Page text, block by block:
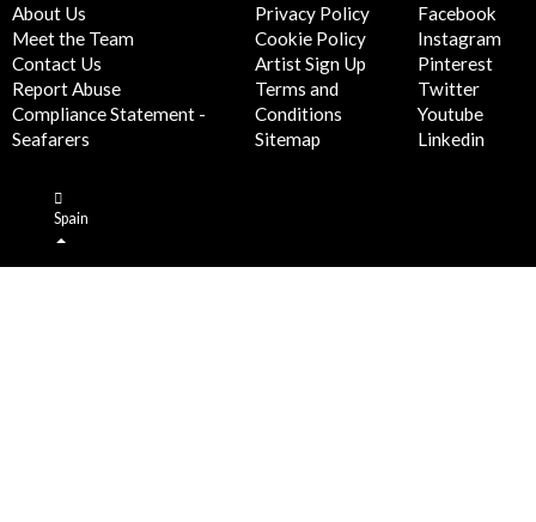
About Us
Meet the Team
Contact Us
Report Abuse
Compliance Statement -
Seafarers
Privacy Policy
Cookie Policy
Artist Sign Up
Terms and
Conditions
Sitemap
Facebook
Instagram
Pinterest
Twitter
Youtube
Linkedin
Spain